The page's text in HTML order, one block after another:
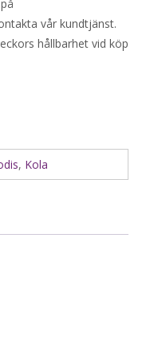
vår kundtjänst.
hållbarhet vid köp
, Kola